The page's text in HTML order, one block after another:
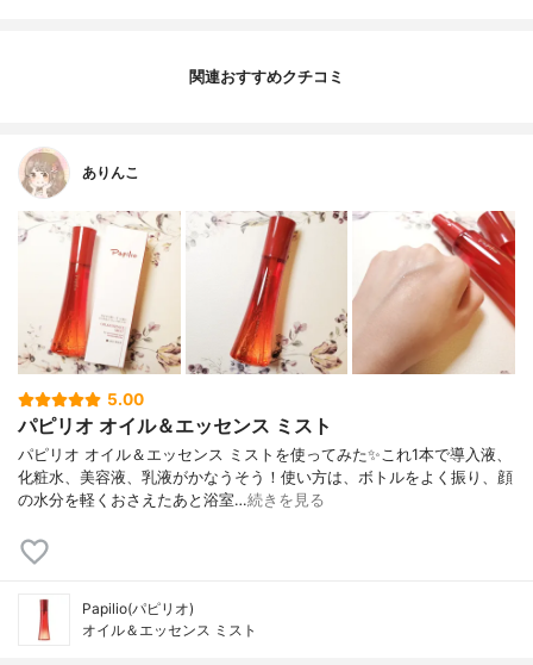
関連おすすめクチコミ
ありんこ
5.00
パピリオ オイル＆エッセンス ミスト
パピリオ オイル＆エッセンス ミストを使ってみた✨これ1本で導入液、
化粧水、美容液、乳液がかなうそう！使い方は、ボトルをよく振り、顔
の水分を軽くおさえたあと浴室…続きを見る
Papilio(パピリオ)
オイル＆エッセンス ミスト